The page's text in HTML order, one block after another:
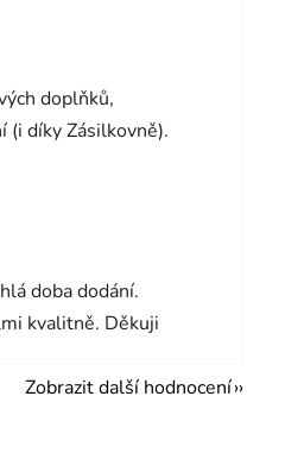
z 5 hvězdiček.
doplňků,
(i díky Zásilkovně).
z 5 hvězdiček.
doba dodání.
kvalitně. Děkuji
Zobrazit další hodnocení